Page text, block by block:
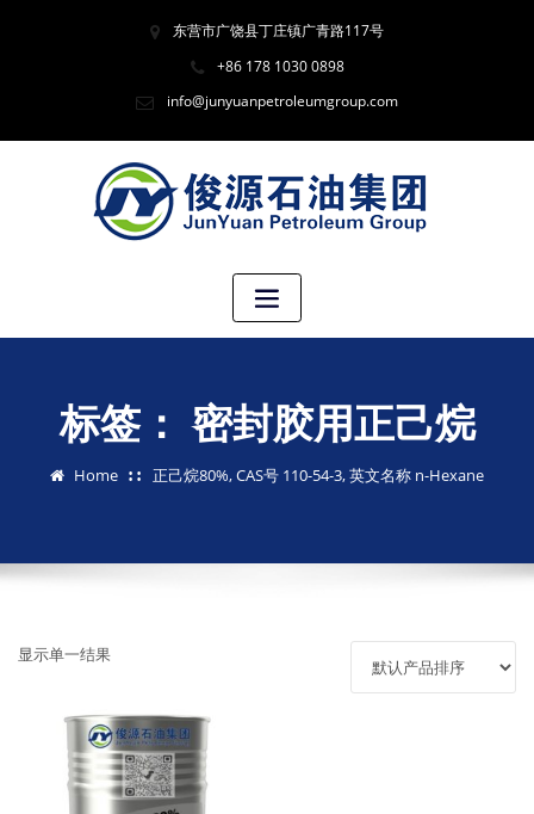
东营市广饶县丁庄镇广青路117号
+86 178 1030 0898
info@junyuanpetroleumgroup.com
标签：密封胶用正己烷
Home 正己烷80%, CAS号 110-54-3, 英文名称 n-Hexane
显示单一结果